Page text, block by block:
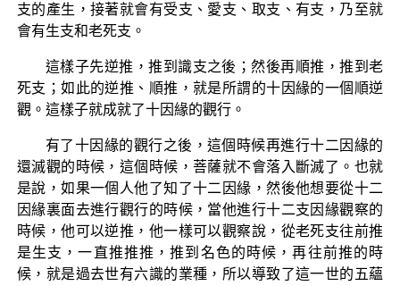
支的產生，接著就會有受支、愛支、取支、有支，乃至就
會有生支和老死支。
這樣子先逆推，推到識支之後；然後再順推，推到老
死支；如此的逆推、順推，就是所謂的十因緣的一個順逆
觀。這樣子就成就了十因緣的觀行。
有了十因緣的觀行之後，這個時候再進行十二因緣的
還滅觀的時候，這個時候，菩薩就不會落入斷滅了。也就
是說，如果一個人他了知了十二因緣，然後他想要從十二
因緣裏面去進行觀行的時候，當他進行十二支因緣觀察的
時候，他可以逆推，他一樣可以觀察說，從老死支往前推
是生支，一直推推推，推到名色的時候，再往前推的時
候，就是過去世有六識的業種，所以導致了這一世的五蘊